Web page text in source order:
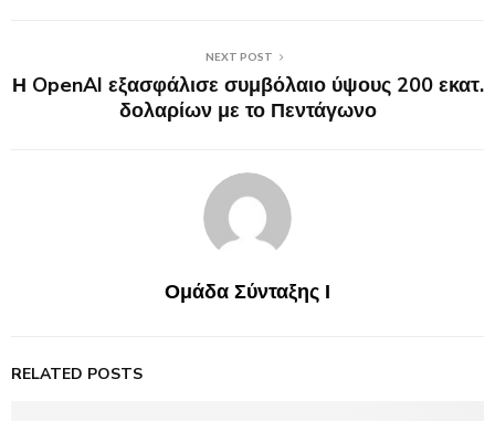
NEXT POST
Η OpenAI εξασφάλισε συμβόλαιο ύψους 200 εκατ.
δολαρίων με το Πεντάγωνο
Ομάδα Σύνταξης Ι
RELATED POSTS